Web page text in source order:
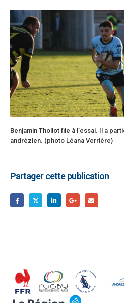
Benjamin Thollot file à l’essai. Il a
andrézien. (photo Léana Verrière)
Partager cette publication